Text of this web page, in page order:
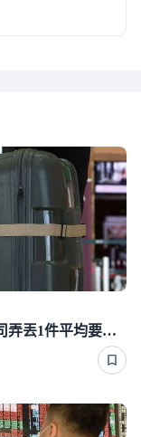
行李延誤還不是最慘！日媒揭 : 航空公司弄丟1件平均要賠「這麼多」